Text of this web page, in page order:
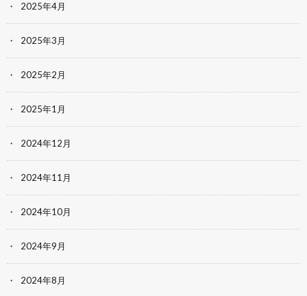
2025年4月
2025年3月
2025年2月
2025年1月
2024年12月
2024年11月
2024年10月
2024年9月
2024年8月